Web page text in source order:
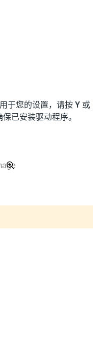
于您的设置，请按Y 或
已安装驱动程序。